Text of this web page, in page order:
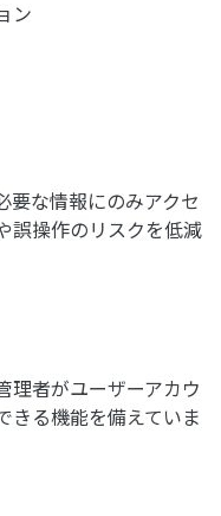
ン
要な情報にのみアクセ
誤操作のリスクを低減
理者がユーザーアカウ
きる機能を備えていま